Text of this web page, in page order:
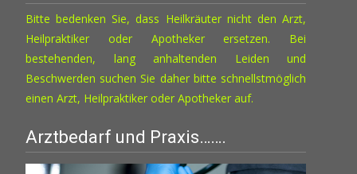
Bitte bedenken Sie, dass Heilkräuter nicht den Arzt,
Heilpraktiker oder Apotheker ersetzen. Bei
bestehenden, lang anhaltenden Leiden und
Beschwerden suchen Sie daher bitte schnellstmöglich
einen Arzt, Heilpraktiker oder Apotheker auf.
Arztbedarf und Praxis…….